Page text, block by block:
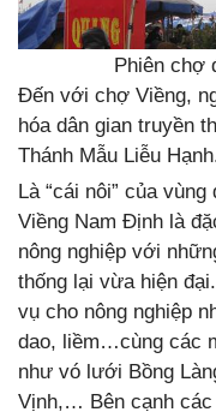
Phiên chợ
Đến với chợ Viềng,
hóa dân gian truyền
Thánh Mẫu Liễu
Là “cái nôi” của
Viềng Nam Định là
nông nghiệp với
thống lại vừa hiện
vụ cho nông nghiệp
dao, liềm…cùng các
như vó lưới Bồng
Vịnh,… Bên cạnh